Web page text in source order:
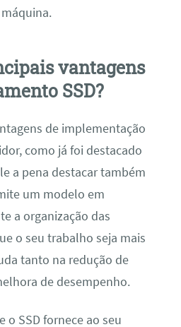
vantagens
SSD?
de implementação
como já foi destacado
a pena destacar também
um modelo em
a organização das
o seu trabalho seja mais
tanto na redução de
de desempenho.
o SSD fornece ao seu